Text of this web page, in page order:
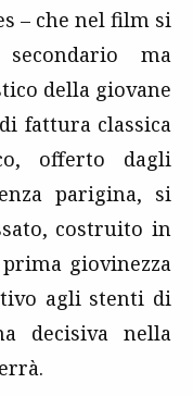
– che nel film si
ma
della giovane
fattura classica
offerto dagli
parigina, si
costruito in
giovinezza
agli stenti di
decisiva nella